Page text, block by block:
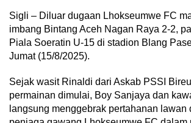
Sigli – Diluar dugaan Lhokseumwe FC
imbang Bintang Aceh Nagan Raya 2-2,
Piala Soeratin U-15 di stadion Blang
Jumat (15/8/2025).
Sejak wasit Rinaldi dari Askab PSSI
permainan dimulai, Boy Sanjaya dan
langsung menggebrak pertahanan lawan